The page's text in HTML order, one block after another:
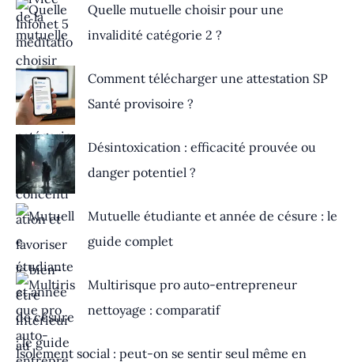
Quelle mutuelle choisir pour une
invalidité catégorie 2 ?
Comment télécharger une attestation SP
Santé provisoire ?
Désintoxication : efficacité prouvée ou
danger potentiel ?
Mutuelle étudiante et année de césure : le
guide complet
Multirisque pro auto-entrepreneur
nettoyage : comparatif
Isolement social : peut-on se sentir seul même en